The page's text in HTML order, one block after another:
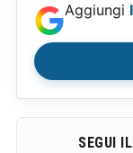
Aggiungi
SEGUI